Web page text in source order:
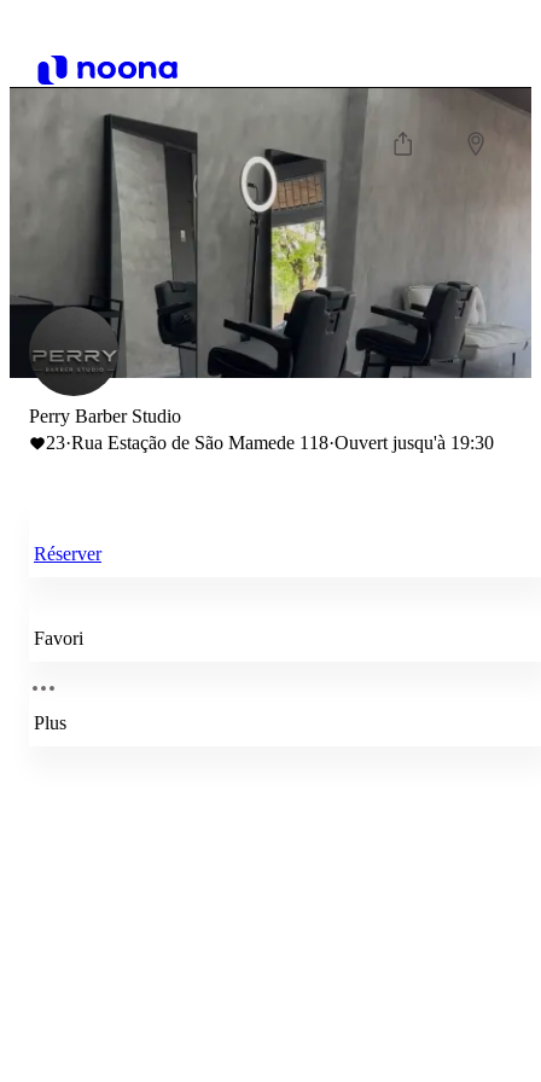
Perry Barber Studio
23·Rua Estação de São Mamede 118·Ouvert jusqu'à 19:30
Réserver
Favori
Plus